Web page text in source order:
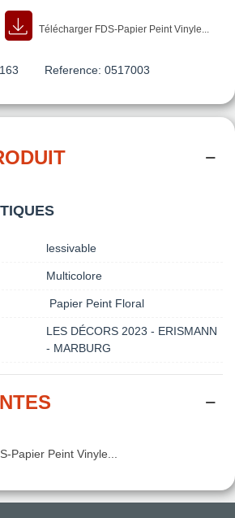
Télécharger FDS-Papier Peint Vinyle...
Reference: 0517003
lessivable
Multicolore
Papier Peint Floral
LES DÉCORS 2023 - ERISMANN
- MARBURG
Papier Peint Vinyle...